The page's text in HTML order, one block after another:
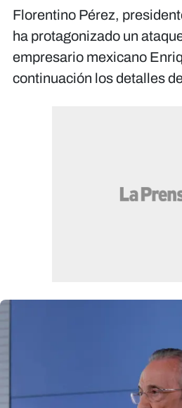
Florentino Pérez,
ha protagonizado un
empresario mexicano
continuación los detalles